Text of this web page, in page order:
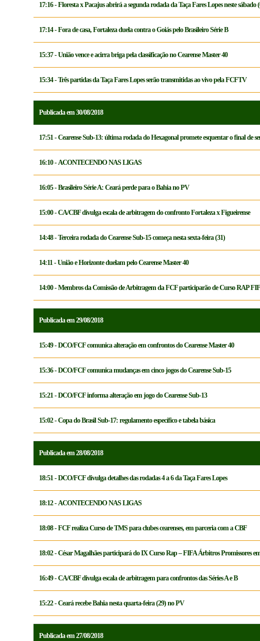
17:16 - Floresta x Pacajus abrirá a segunda rodada da Taça Fares Lopes neste sábado
17:14 - Fora de casa, Fortaleza duela contra o Goiás pelo Brasileiro Série B
15:37 - União vence e acirra briga pela classificação no Cearense Master 40
15:34 - Três partidas da Taça Fares Lopes serão transmitidas ao vivo pela FCFTV
Publicada em 30/08/2018
17:51 - Cearense Sub-13: última rodada do Hexagonal promete esquentar o final de
16:10 - ACONTECENDO NAS LIGAS
16:05 - Brasileiro Série A: Ceará perde para o Bahia no PV
15:00 - CA/CBF divulga escala de arbitragem do confronto Fortaleza x Figueirense
14:48 - Terceira rodada do Cearense Sub-15 começa nesta sexta-feira (31)
14:11 - União e Horizonte duelam pelo Cearense Master 40
14:00 - Membros da Comissão de Arbitragem da FCF participarão de Curso RAP
Publicada em 29/08/2018
15:49 - DCO/FCF comunica alteração em confrontos do Cearense Master 40
15:36 - DCO/FCF comunica mudanças em cinco jogos do Cearense Sub-15
15:21 - DCO/FCF informa alteração em jogo do Cearense Sub-13
15:02 - Copa do Brasil Sub-17: regulamento específico e tabela básica
Publicada em 28/08/2018
18:51 - DCO/FCF divulga detalhes das rodadas 4 a 6 da Taça Fares Lopes
18:12 - ACONTECENDO NAS LIGAS
18:08 - FCF realiza Curso de TMS para clubes cearenses, em parceria com a CBF
18:02 - César Magalhães participará do IX Curso Rap – FIFA Árbitros Promissores
16:49 - CA/CBF divulga escala de arbitragem para confrontos das Séries A e B
15:22 - Ceará recebe Bahia nesta quarta-feira (29) no PV
Publicada em 27/08/2018